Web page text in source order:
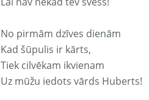
No pirmām dzīves dienām
Kad šūpulis ir kārts,
Tiek cilvēkam ikvienam
Uz mūžu iedots vārds Huberts!